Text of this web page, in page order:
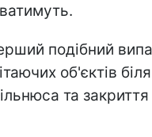
подібний
об'єктів біля
та закриття